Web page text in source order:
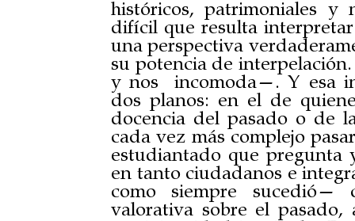
históricos, patrimoniales y
difícil que resulta
una perspectiva
su potencia de
y nos incomoda—. Y esa
dos planos: en el de
docencia del pasado o de
cada vez más complejo
estudiantado que pregunta
en tanto ciudadanos e
como siempre sucedió—
valorativa sobre el